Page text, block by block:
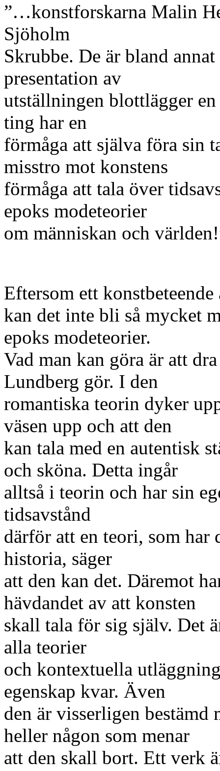
”…konstforskarna Malin
Sjöholm
Skrubbe. De är bland
presentation av
utställningen blottlägger
ting har en
förmåga att själva föra sin
misstro mot konstens
förmåga att tala över
epoks modeteorier
om människan och
Eftersom ett
kan det inte bli så mycket
epoks modeteorier.
Vad man kan göra är att
Lundberg gör. I den
romantiska teorin dyker
väsen upp och att den
kan tala med en autentisk
och sköna. Detta ingår
alltså i teorin och har sin
tidsavstånd
därför att en teori, som har
historia, säger
att den kan det. Däremot
hävdandet av att konsten
skall tala för sig själv. Det
alla teorier
och kontextuella
egenskap kvar. Även
den är visserligen bestämd
heller någon som menar
att den skall bort. Ett verk